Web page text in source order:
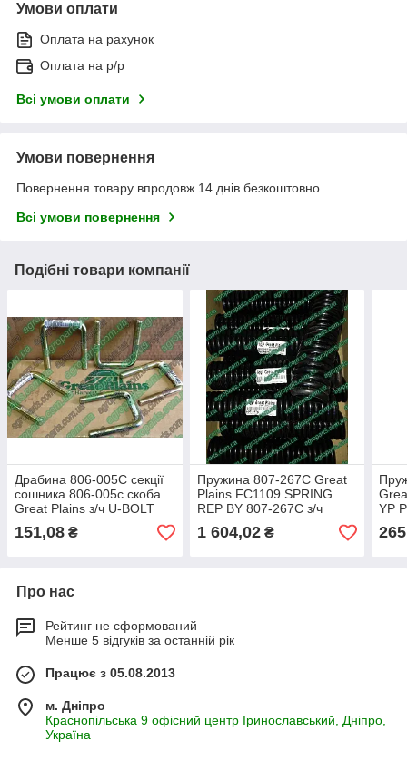
Умови оплати
Оплата на рахунок
Оплата на р/р
Всі умови оплати
Умови повернення
Повернення товару впродовж 14 днів безкоштовно
Всі умови повернення
Подібні товари компанії
Драбина 806-005C секції
сошника 806-005с скоба
Great Plains з/ч U-BOLT
806-167C
151,08 ₴
Пружина 807-267C Great
Plains FC1109 SPRING
REP BY 807-267С з/ч
1 604,02₴
YP
Про нас
Рейтинг не сформований
Менше 5 відгуків за останній рік
Працює з 05.08.2013
м. Дніпро
Краснопільська 9 офісний центр Іринославський, Дніпро,
Україна